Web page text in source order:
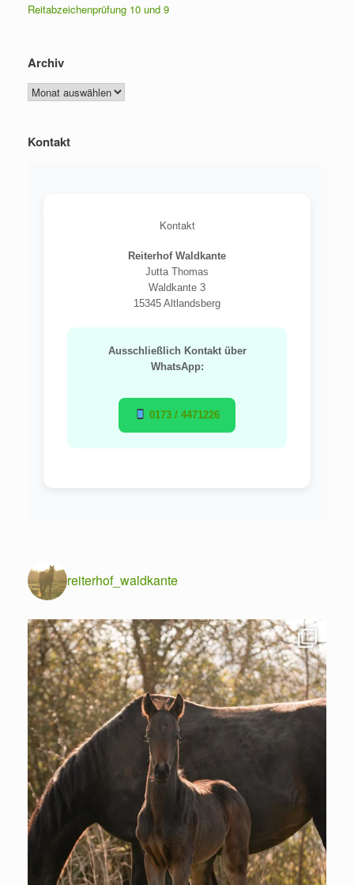
Reitabzeichenprüfung 10 und 9
Archiv
Archiv
Kontakt
Kontakt
Reiterhof Waldkante
Jutta Thomas
Waldkante 3
15345 Altlandsberg
Ausschließlich Kontakt über
WhatsApp:
0173 / 4471226
reiterhof_waldkante